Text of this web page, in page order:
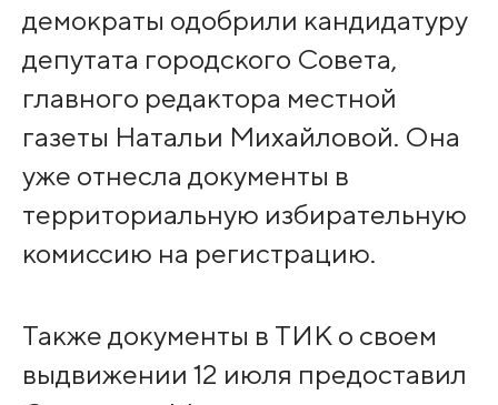
демократы одобрили кандидатуру
депутата городского Совета,
главного редактора местной
газеты Натальи Михайловой. Она
уже отнесла документы в
территориальную избирательную
комиссию на регистрацию.
Также документы в ТИК о своем
выдвижении 12 июля предоставил